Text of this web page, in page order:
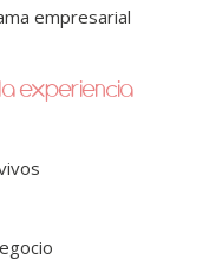
empresarial
experiencia